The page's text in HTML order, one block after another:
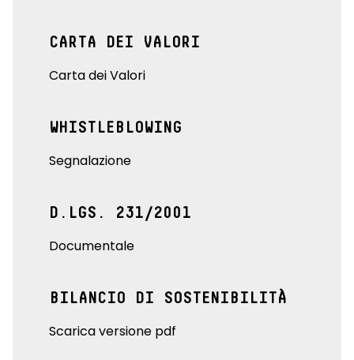
CARTA DEI VALORI
Carta dei Valori
WHISTLEBLOWING
Segnalazione
D.LGS. 231/2001
Documentale
BILANCIO DI SOSTENIBILITÀ
Scarica versione pdf